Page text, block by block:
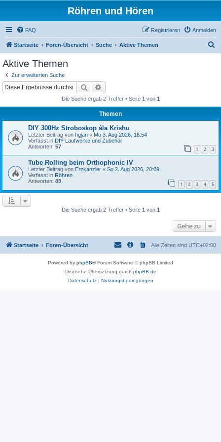
Röhren und Hören
FAQ Anmelden
Registrieren
Startseite Foren-Übersicht Suche Aktive Themen
Aktive Themen
Zur erweiterten Suche
Suche
Die Suche ergab 2 Treffer • Seite 1 von 1
Themen
DIY 300Hz Stroboskop ála Krishu
Letzter Beitrag von hgjan « Mo 3. Aug 2026, 18:54
Verfasst in DIY-Laufwerke und Zubehör
Antworten: 57 1 2 3
Tube Rolling beim Orthophonic IV
Letzter Beitrag von Erzkanzler « So 2. Aug 2026, 20:09
Verfasst in Röhren
Antworten: 88 1 2 3 4 5
Die Suche ergab 2 Treffer • Seite 1 von 1
Gehe zu
Startseite Foren-Übersicht Alle Zeiten sind UTC+02:00
Powered by phpBB® Forum Software © phpBB Limited
Deutsche Übersetzung durch phpBB.de
Datenschutz| Nutzungsbedingungen